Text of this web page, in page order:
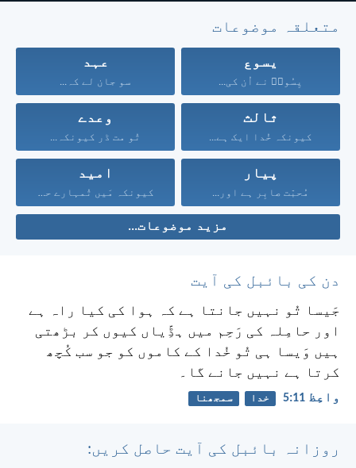
متعلقہ موضوعات
یسوع
یِسُوعؔ نے اُن کی...
عہد
سو جان لے کہ...
ثالث
کیونکہ خُدا ایک ہے...
وعدے
تُو مت ڈر کیونکہ...
پیار
مُحبّت صابِر ہے اور...
امید
کیونکہ مَیں تُمہارے حق...
مزید موضوعات...
دن کی بائبل کی آیت
جَیسا تُو نہیں جانتا ہے کہ ہوا کی کیا راہ ہے
اور حامِلہ کی رَحِم میں ہڈِّیاں کیوں کر بڑھتی
ہیں وَیسا ہی تُو خُدا کے کاموں کو جو سب کُچھ
کرتا ہے نہیں جانے گا۔
واعِظ 11:‏5 خدا سمجھنا
روزانہ بائبل کی آیت حاصل کریں: